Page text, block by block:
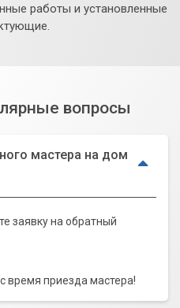
работы и установленные
вопросы
мастера на дом
заявку на обратный
время приезда мастера!